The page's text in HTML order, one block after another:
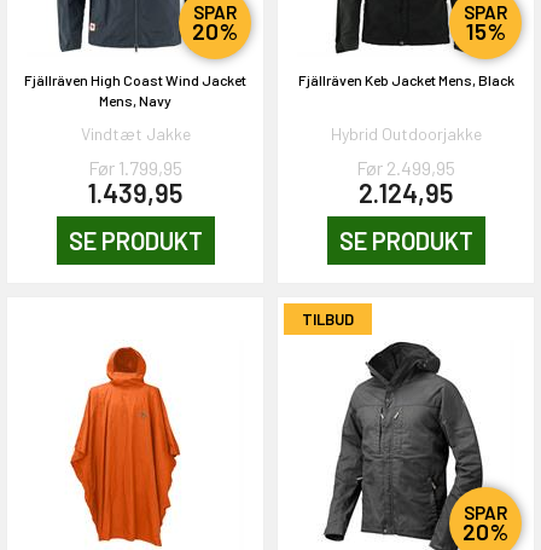
SPAR
20%
Fjällräven High Coast Wind Jacket
Mens, Navy
Vindtæt Jakke
Før 1.799,95
1.439,95
SE PRODUKT
SPAR
15%
Fjällräven Keb Jacket Mens, Black
Hybrid Outdoorjakke
Før 2.499,95
2.124,95
SE PRODUKT
TILBUD
SPAR
20%